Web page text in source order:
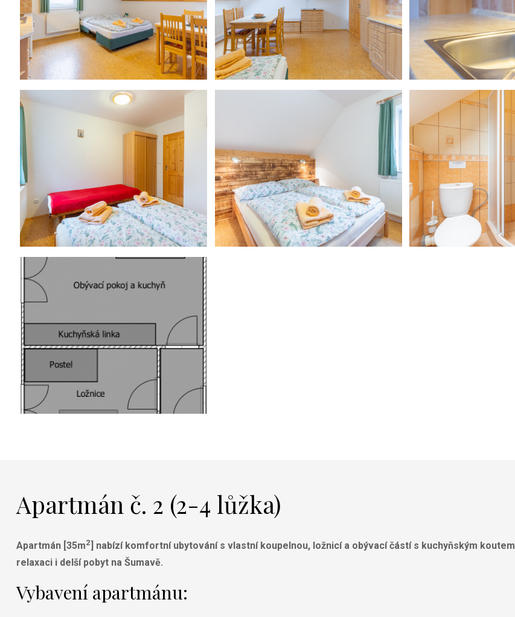
Apartmán č. 2 (2-4 lůžka)
Apartmán [35m2 ] nabízí komfortní ubytování s vlastní koupelnou, ložnicí a obývací částí s kuchyňským koutem
relaxaci i delší pobyt na Šumavě.
Vybavení apartmánu: